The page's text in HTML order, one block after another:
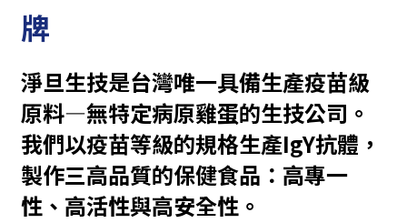
牌
淨旦生技是台灣唯一具備生產疫苗級
原料—無特定病原雞蛋的生技公司。
我們以疫苗等級的規格生產IgY抗體，
製作三高品質的保健食品：高專一
性、高活性與高安全性。